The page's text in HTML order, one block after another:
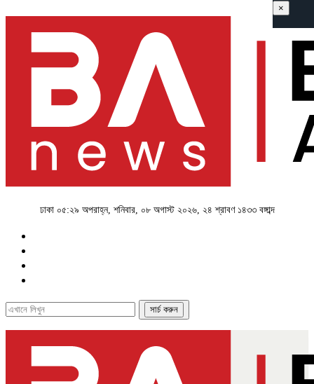
ঢাকা ০৫:২৯ অপরাহ্ন, শনিবার, ০৮ অগাস্ট ২০২৬, ২৪ শ্রাবণ ১৪৩৩ বঙ্গাব্দ
×